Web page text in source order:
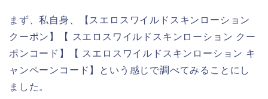
まず、私自身、【スエロスワイルドスキンローション
クーポン】【 スエロスワイルドスキンローション クー
ポンコード】【 スエロスワイルドスキンローション キ
ャンペーンコード】という感じで調べてみることにし
ました。